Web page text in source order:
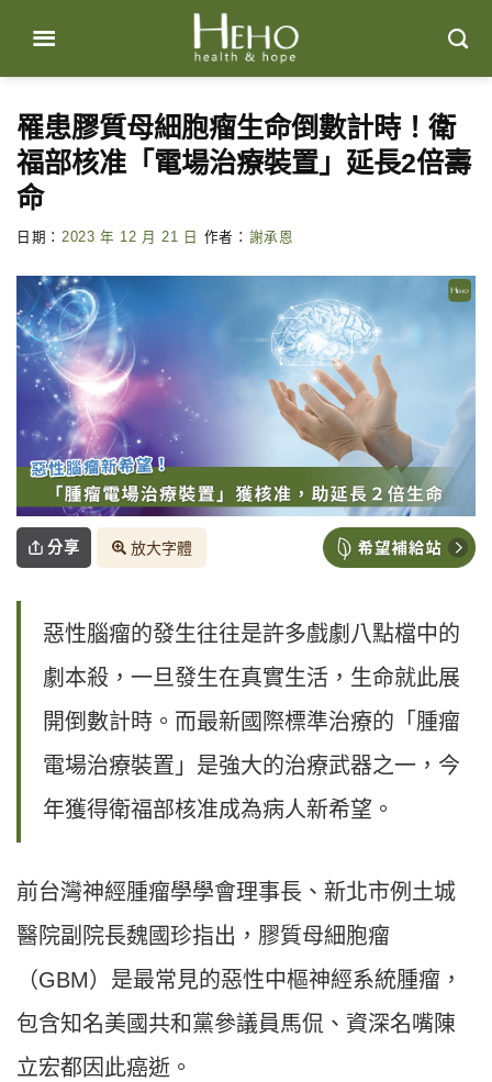
content
罹患膠質母細胞瘤生命倒數計時！衛
福部核准「電場治療裝置」延長2倍壽
命
日期： 2023 年 12 月 21 日 作者： 謝承恩
分享 放大字體
惡性腦瘤的發生往往是許多戲劇八點檔中的
劇本殺，一旦發生在真實生活，生命就此展
開倒數計時。而最新國際標準治療的「腫瘤
電場治療裝置」是強大的治療武器之一，今
年獲得衛福部核准成為病人新希望。
前台灣神經腫瘤學學會理事長、新北市例土城
醫院副院長魏國珍指出，膠質母細胞瘤
（GBM）是最常見的惡性中樞神經系統腫瘤，
包含知名美國共和黨參議員馬侃、資深名嘴陳
立宏都因此癌逝。